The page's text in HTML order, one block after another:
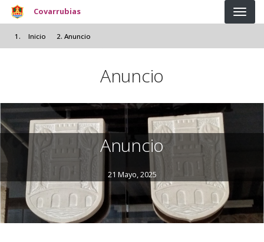
Pasar al contenido principal
Covarrubias
Inicio Anuncio
Anuncio
Anuncio
21 Mayo, 2025